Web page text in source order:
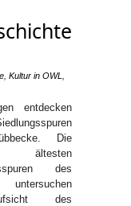
Kultur in OWL
entdecken
Die
ältesten
des
des